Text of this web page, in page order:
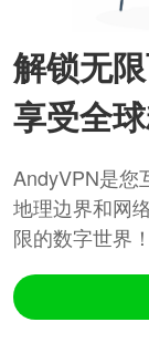
解锁无限
享受全球
AndyVPN是您
地理边界和网
限的数字世界！